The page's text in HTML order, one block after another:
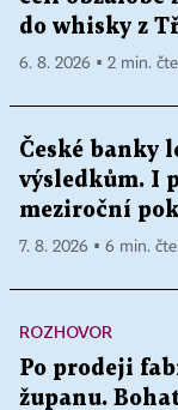
do whisky z
6. 8. 2026 ▪ 2 min.
České banky
výsledkům. I
meziroční
7. 8. 2026 ▪ 6 min.
ROZHOVOR
Po prodeji
županu.